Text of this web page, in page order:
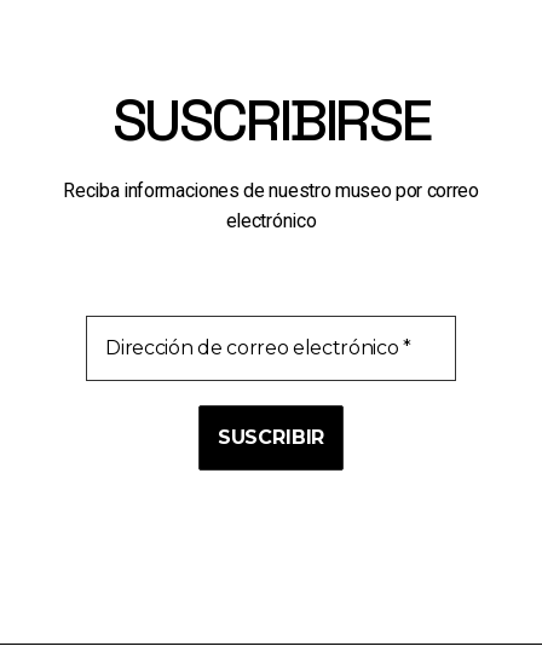
SUSCRIBIRSE
Reciba informaciones de nuestro museo por correo
electrónico